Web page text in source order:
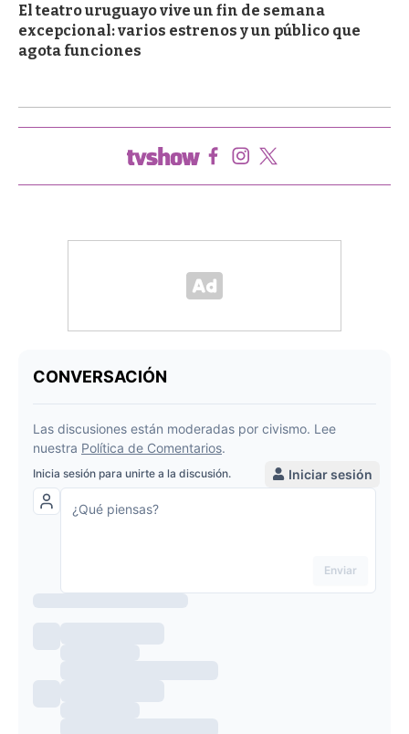
El teatro uruguayo vive un fin de semana
excepcional: varios estrenos y un público que
agota funciones